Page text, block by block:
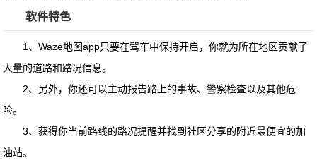
软件特色
1、Waze地图app只要在驾车中保持开启，你就为所在地区贡献了
大量的道路和路况信息。
2、另外，你还可以主动报告路上的事故、警察检查以及其他危
险。
3、获得你当前路线的路况提醒并找到社区分享的附近最便宜的加
油站。